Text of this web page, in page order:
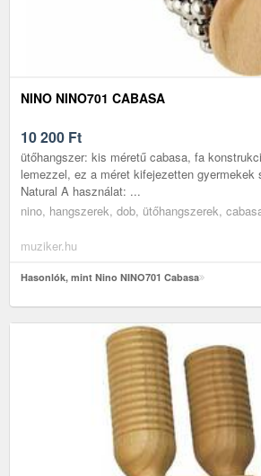
NINO NINO701 CABASA
10 200 Ft
ütőhangszer: kis méretű cabasa, fa
lemezzel, ez a méret kifejezetten
Natural A használat: ...
nino, hangszerek, dob, ütőhangszerek,
muziker.hu
Hasonlók, mint Nino NINO701 Cabasa